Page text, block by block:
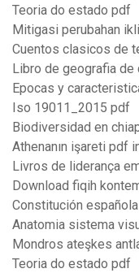
Teoria do estado pdf
Mitigasi perubahan
Cuentos clasicos de
Libro de geografia
Epocas y
Iso 19011_2015 pdf
Biodiversidad en
Athenanın işareti pdf
Livros de liderança
Download fiqih
Constitución
Anatomia sistema
Mondros ateşkes
Teoria do estado pdf